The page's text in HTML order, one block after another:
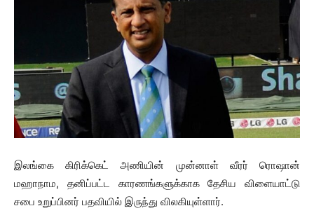
இலங்கை கிரிக்கெட் அணியின் முன்னாள் வீரர் ரொஷான்
மஹாநாம, தனிப்பட்ட காரணங்களுக்காக தேசிய விளையாட்டு
சபை உறுப்பினர் பதவியில் இருந்து விலகியுள்ளார்.